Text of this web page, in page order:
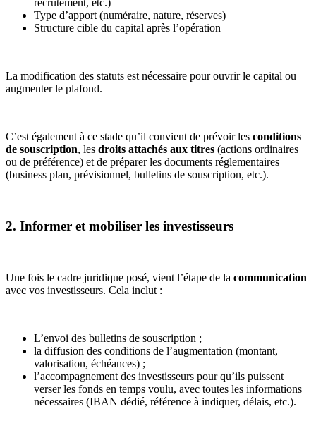
recrutement, etc.)
Type d’apport (numéraire, nature, réserves)
Structure cible du capital après l’opération
La modification des statuts est nécessaire pour ouvrir le capital ou
augmenter le plafond.
C’est également à ce stade qu’il convient de prévoir les conditions
de souscription, les droits attachés aux titres (actions ordinaires
ou de préférence) et de préparer les documents réglementaires
(business plan, prévisionnel, bulletins de souscription, etc.).
2. Informer et mobiliser les investisseurs
Une fois le cadre juridique posé, vient l’étape de la communication
avec vos investisseurs. Cela inclut :
L’envoi des bulletins de souscription ;
la diffusion des conditions de l’augmentation (montant,
valorisation, échéances) ;
l’accompagnement des investisseurs pour qu’ils puissent
verser les fonds en temps voulu, avec toutes les informations
nécessaires (IBAN dédié, référence à indiquer, délais, etc.).